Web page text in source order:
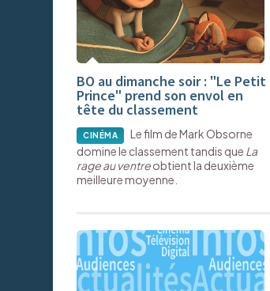
BO au dimanche soir : "Le Petit
Prince" prend son envol en
tête du classement
CINÉMA
Le film de Mark Obsorne
domine le classement tandis que La
rage au ventreobtient la deuxième
meilleure moyenne.